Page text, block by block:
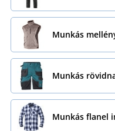
Munkás
Munkás
Munkás flanel